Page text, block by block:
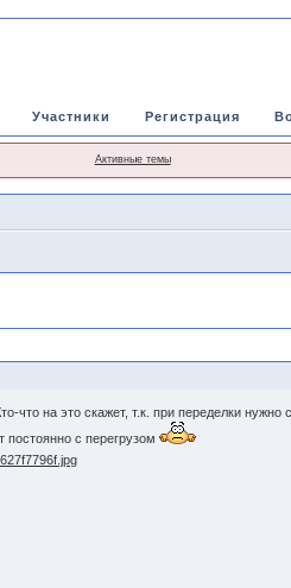
Участники Регистрация
Активные темы
что на это скажет, т.к. при переделки
постоянно с перегрузом